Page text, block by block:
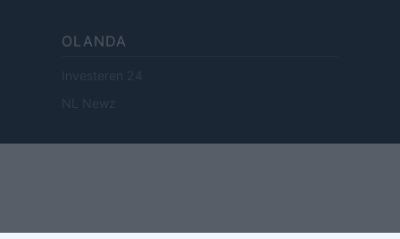
OLANDA
Investeren 24
NL Newz